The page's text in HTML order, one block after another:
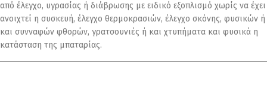
από έλεγχο, υγρασίας ή διάβρωσης με ειδικό εξοπλισμό χωρίς να έχει
ανοιχτεί η συσκευή, έλεγχο θερμοκρασιών, έλεγχο σκόνης, φυσικών ή
και συνναφών φθορών, γρατσουνιές ή και χτυπήματα και φυσικά η
κατάσταση της μπαταρίας.